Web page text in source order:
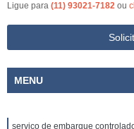
Ligue para (11) 93021-7182 ou
MENU
serviço de embarque